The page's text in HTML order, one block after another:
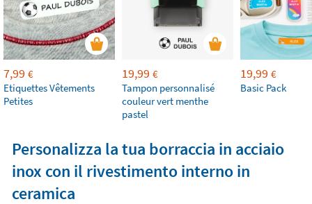
7,99 €
Etiquettes Vêtements
Petites
19,99 €
Tampon personnalisé
couleur vert menthe
pastel
19,99 €
Basic Pack
Personalizza la tua borraccia in acciaio
inox con il rivestimento interno in
ceramica